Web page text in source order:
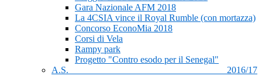
Gara Nazionale AFM 2018
La 4CSIA vince il Royal Rumble (con mortazza)
Concorso EconoMia 2018
Corsi di Vela
Rampy park
Progetto "Contro esodo per il Senegal"
A.S. 2016/17